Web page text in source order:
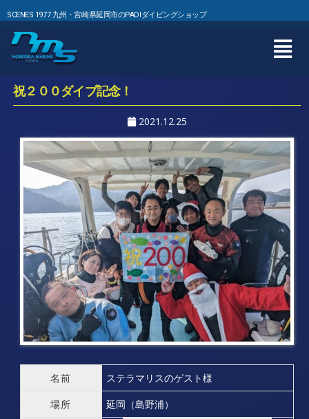
SCENES 1977 九州・宮崎県延岡市のPADIダイビングショップ
祝２００ダイブ記念！
2021.12.25
名前
ステラマリスのゲスト様
場所
延岡（島野浦）